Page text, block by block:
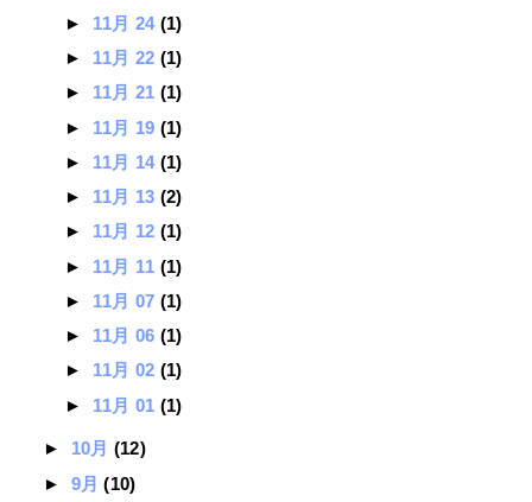
► 11月 24 (1)
► 11月 22 (1)
► 11月 21 (1)
► 11月 19 (1)
► 11月 14 (1)
► 11月 13 (2)
► 11月 12 (1)
► 11月 11 (1)
► 11月 07 (1)
► 11月 06 (1)
► 11月 02 (1)
► 11月 01 (1)
► 10月 (12)
► 9月(10)